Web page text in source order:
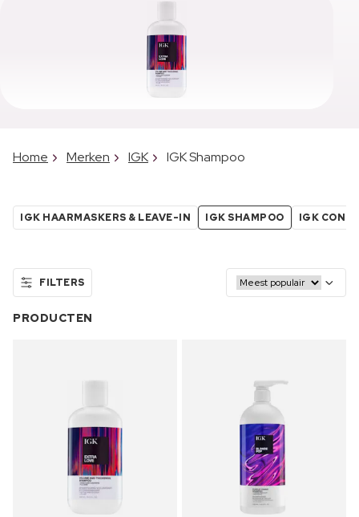
Home Merken IGK IGK Shampoo
IGK HAARMASKERS & LEAVE-IN IGK SHAMPOO IGK
FILTERS
PRODUCTEN